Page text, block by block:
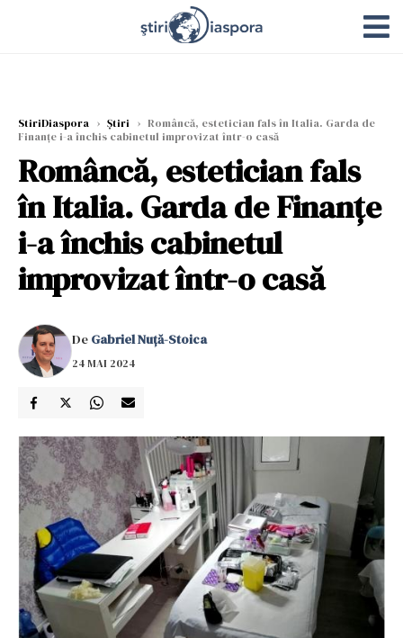
StiriDiaspora › Știri › Româncă, estetician fals în Italia. Garda de
Finanțe i-a închis cabinetul improvizat într-o casă
Româncă, estetician fals
în Italia. Garda de Finanțe
i-a închis cabinetul
improvizat într-o casă
De Gabriel Nuță-Stoica
24 MAI 2024